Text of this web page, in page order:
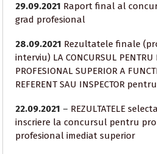
29.09.2021 Raport final al
grad profesional
28.09.2021 Rezultatele finale
interviu) LA CONCURSUL PENTRU
PROFESIONAL SUPERIOR A
REFERENT SAU INSPECTOR
22.09.2021 – REZULTATELE
inscriere la concursul pentru
profesional imediat superior